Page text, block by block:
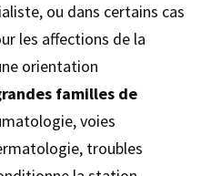
ou dans certains cas
les affections de la
orientation
familles de
voies
troubles